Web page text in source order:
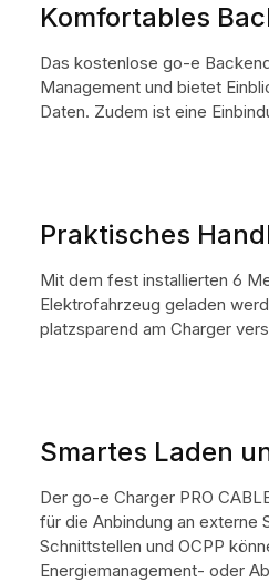
Komfortables
Das kostenlose go-e
Management und bietet
Daten. Zudem ist eine
Praktisches
Mit dem fest installierten 6
Elektrofahrzeug geladen
platzsparend am Charger
Smartes Laden
Der go-e Charger PRO
für die Anbindung an externe
Schnittstellen und OCPP
Energiemanagement- oder